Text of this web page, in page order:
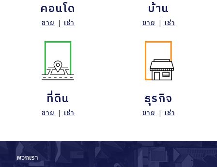
คอนโด
ขาย | เช่า
บ้าน
ขาย | เช่า
ที่ดิน
ขาย | เช่า
ธุรกิจ
ขาย | เช่า
พวกเรา